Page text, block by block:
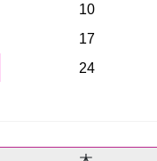
10
17
24